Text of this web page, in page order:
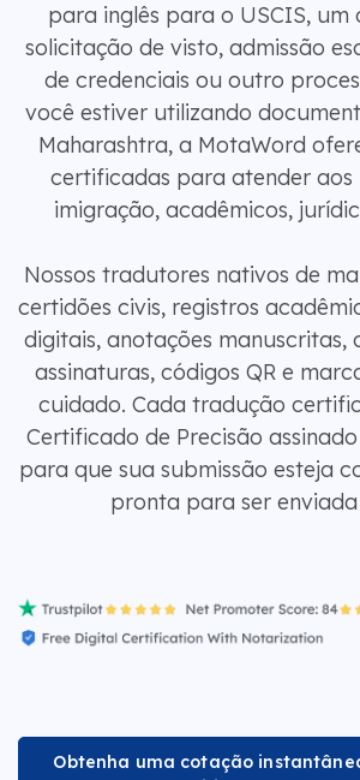
para inglês para o USCIS, um
solicitação de visto, admissão
de credenciais ou outro
você estiver utilizando
Maharashtra, a MotaWord
certificadas para atender aos
imigração, acadêmicos,
Nossos tradutores nativos de
certidões civis, registros
digitais, anotações manuscritas,
assinaturas, códigos QR e
cuidado. Cada tradução
Certificado de Precisão
para que sua submissão esteja
pronta para ser enviada
Obtenha uma cotação